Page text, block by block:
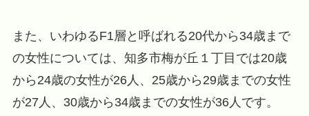
また、いわゆるF1層と呼ばれる20代から34歳まで
の女性については、知多市梅が丘１丁目では20歳
から24歳の女性が26人、25歳から29歳までの女性
が27人、30歳から34歳までの女性が36人です。